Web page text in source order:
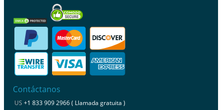
Contáctanos
US +1 833 909 2966 ( Llamada gratuita )